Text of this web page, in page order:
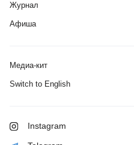
Журнал
Афиша
Медиа-кит
Switch to English
Instagram